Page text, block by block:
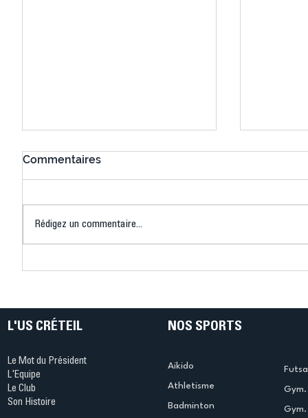
Commentaires
Rédigez un commentaire...
L'US CRÉTEIL
Le Mot du Président
L'Equipe
Le Club
Son Histoire
NOS SPORTS
Aikido
Athletisme
Badminton